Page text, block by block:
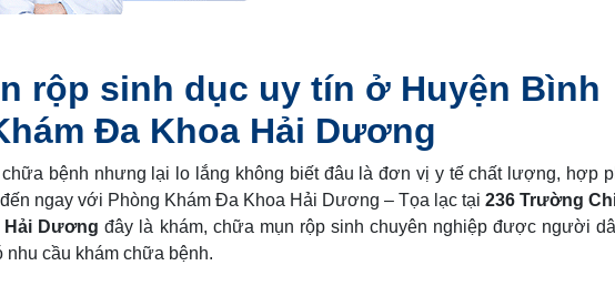
rộp sinh dục uy tín ở Huyện Bình
Đa Khoa Hải Dương
bệnh nhưng lại lo lắng không biết đâu là đơn vị y tế chất lượng, hợp
ngay với Phòng Khám Đa Khoa Hải Dương – Tọa lạc tại 236 Trường
Hải Dương đây là khám, chữa mụn rộp sinh chuyên nghiệp được người
cầu khám chữa bệnh.